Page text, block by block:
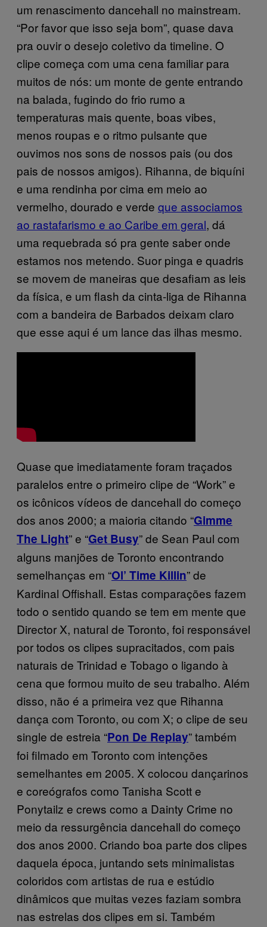
um renascimento dancehall no mainstream.
“Por favor que isso seja bom”, quase dava
pra ouvir o desejo coletivo da timeline. O
clipe começa com uma cena familiar para
muitos de nós: um monte de gente entrando
na balada, fugindo do frio rumo a
temperaturas mais quente, boas vibes,
menos roupas e o ritmo pulsante que
ouvimos nos sons de nossos pais (ou dos
pais de nossos amigos). Rihanna, de biquíni
e uma rendinha por cima em meio ao
vermelho, dourado e verde que associamos
ao rastafarismo e ao Caribe em geral, dá
uma requebrada só pra gente saber onde
estamos nos metendo. Suor pinga e quadris
se movem de maneiras que desafiam as leis
da física, e um flash da cinta-liga de Rihanna
com a bandeira de Barbados deixam claro
que esse aqui é um lance das ilhas mesmo.
Quase que imediatamente foram traçados
paralelos entre o primeiro clipe de “Work” e
os icônicos vídeos de dancehall do começo
dos anos 2000; a maioria citando “Gimme
The Light” e “Get Busy” de Sean Paul com
alguns manjões de Toronto encontrando
semelhanças em “Ol’ Time Killin” de
Kardinal Offishall. Estas comparações fazem
todo o sentido quando se tem em mente que
Director X, natural de Toronto, foi responsável
por todos os clipes supracitados, com pais
naturais de Trinidad e Tobago o ligando à
cena que formou muito de seu trabalho. Além
disso, não é a primeira vez que Rihanna
dança com Toronto, ou com X; o clipe de seu
single de estreia “Pon De Replay” também
foi filmado em Toronto com intenções
semelhantes em 2005. X colocou dançarinos
e coreógrafos como Tanisha Scott e
Ponytailz e crews como a Dainty Crime no
meio da ressurgência dancehall do começo
dos anos 2000. Criando boa parte dos clipes
daquela época, juntando sets minimalistas
coloridos com artistas de rua e estúdio
dinâmicos que muitas vezes faziam sombra
nas estrelas dos clipes em si. Também